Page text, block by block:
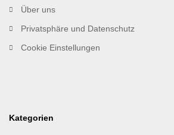
Über uns
Privatsphäre und Datenschutz
Cookie Einstellungen
Kategorien